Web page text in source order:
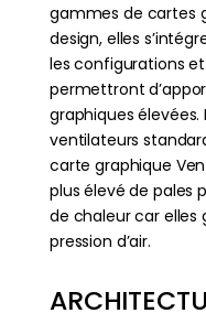
gammes de cartes
design, elles
les configurations
permettront
graphiques
ventilateurs
carte graphique
plus élevé de pales
de chaleur car elles
pression d’air.